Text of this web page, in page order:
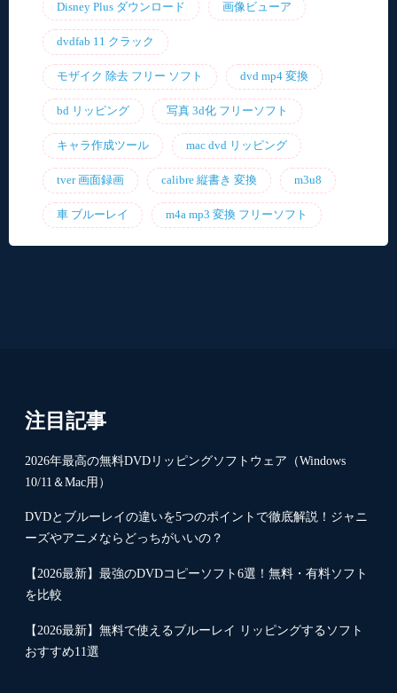
Disney Plus ダウンロード 画像ビューア
dvdfab 11 クラック
モザイク 除去 フリー ソフト dvd mp4 変換
bd リッピング 写真 3d化 フリーソフト
キャラ作成ツール mac dvd リッピング
tver 画面録画 calibre 縦書き 変換 m3u8
車 ブルーレイ m4a mp3 変換 フリーソフト
注目記事
2026年最高の無料DVDリッピングソフトウェア（Windows
10/11＆Mac用）
DVDとブルーレイの違いを5つのポイントで徹底解説！ジャニ
ーズやアニメならどっちがいいの？
【2026最新】最強のDVDコピーソフト6選！無料・有料ソフト
を比較
【2026最新】無料で使えるブルーレイ リッピングするソフト
おすすめ11選